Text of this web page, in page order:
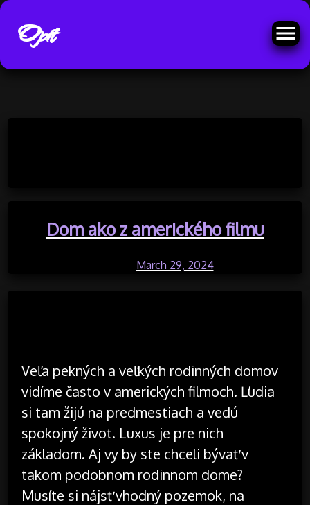
Opit
Dom ako z amerického filmu
March 29, 2024by
Veľa pekných a veľkých rodinných domov
vidíme často v amerických filmoch. Ľudia
si tam žijú na predmestiach a vedú
spokojný život. Luxus je pre nich
základom. Aj vy by ste chceli bývať v
takom podobnom rodinnom dome?
Musíte si nájsť vhodný pozemok, na